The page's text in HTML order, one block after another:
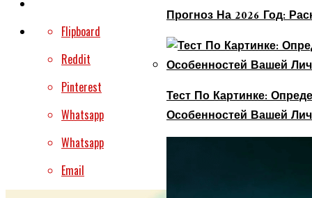
Прогноз На 2026 Год:
Тест По Картинке:
Особенностей Вашей
Flipboard
Reddit
Pinterest
Whatsapp
Whatsapp
Email